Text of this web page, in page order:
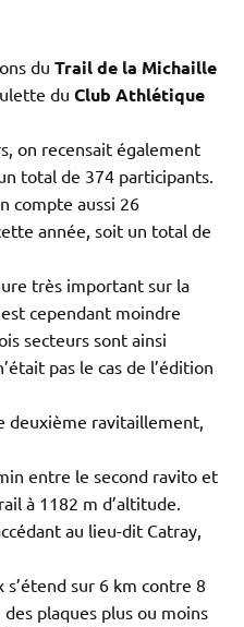
du Trail de la Michaille
du Club Athlétique
on recensait également
total de 374 participants.
compte aussi 26
année, soit un total de
très important sur la
cependant moindre
secteurs sont ainsi
pas le cas de l’édition
deuxième ravitaillement,
entre le second ravito et
à 1182 m d’altitude.
au lieu-dit Catray,
sur 6 km contre 8
plaques plus ou moins